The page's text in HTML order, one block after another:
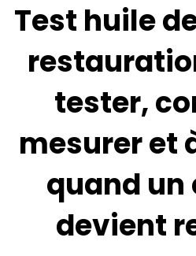
Test huile
tester,
mesurer et
quand
devient